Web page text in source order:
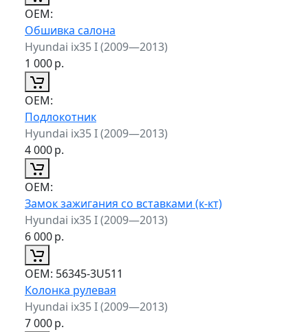
ОЕМ:
Обшивка салона
Hyundai ix35 I (2009—2013)
1 000р.
ОЕМ:
Подлокотник
Hyundai ix35 I (2009—2013)
4 000р.
ОЕМ:
Замок зажигания со вставками (к-кт)
Hyundai ix35 I (2009—2013)
6 000р.
ОЕМ: 56345-3U511
Колонка рулевая
Hyundai ix35 I (2009—2013)
7 000р.